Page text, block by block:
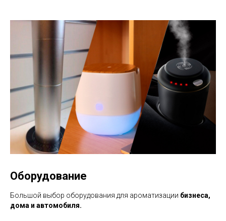
Оборудование
Большой выбор оборудования для ароматизации бизнеса,
дома и автомобиля.